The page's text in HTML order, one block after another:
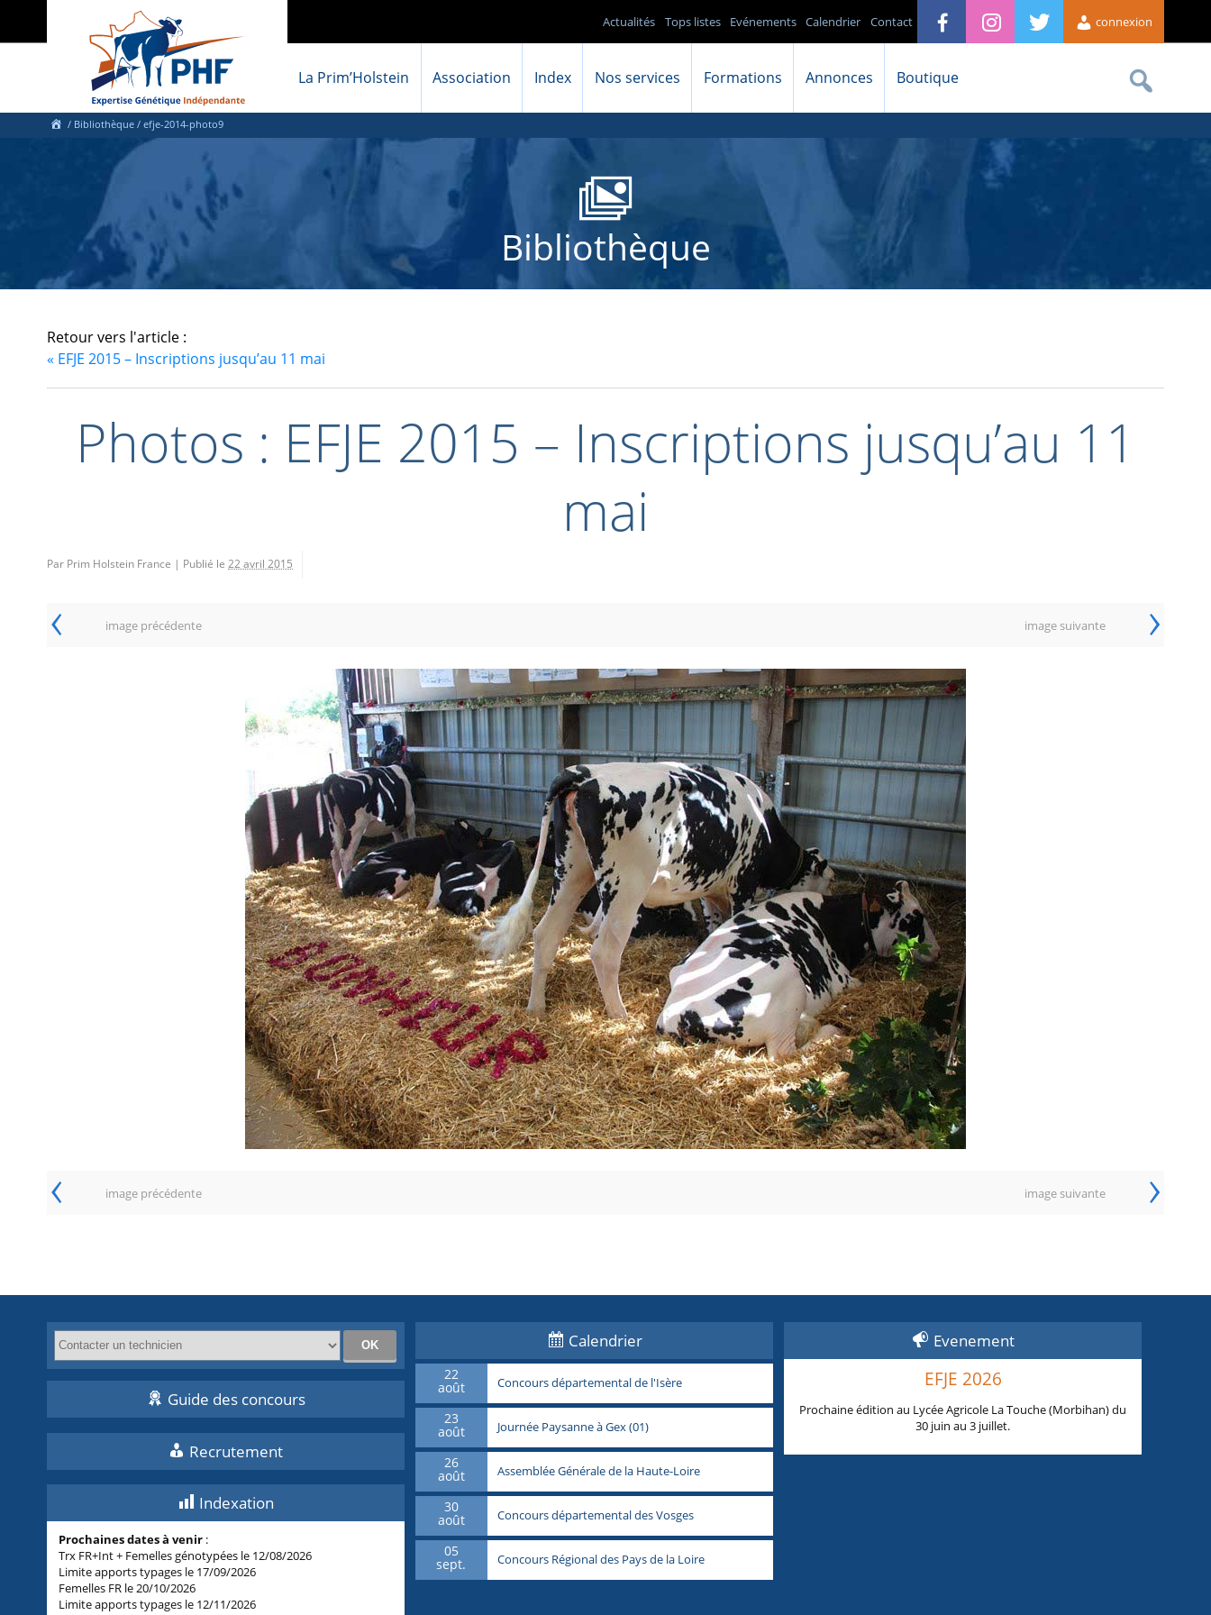
connexion
Contact
Calendrier
Evénements
Tops listes
Actualités
La Prim’Holstein Association Index Nos services Formations Annonces Boutique
/ Bibliothèque / efje-2014-photo9
Bibliothèque
Retour vers l'article :
« EFJE 2015 – Inscriptions jusqu’au 11 mai
Photos : EFJE 2015 – Inscriptions jusqu’au 11
mai
Par Prim Holstein France | Publié le 22 avril 2015
‹ image précédente image suivante ›
‹ image précédente image suivante ›
Guide des concours
Recrutement
Indexation
Prochaines dates à venir :
Trx FR+Int + Femelles génotypées le 12/08/2026
Limite apports typages le 17/09/2026
Femelles FR le 20/10/2026
Limite apports typages le 12/11/2026
Calendrier
22
août Concours départemental de l'Isère
23
août Journée Paysanne à Gex (01)
26
août Assemblée Générale de la Haute-Loire
30
août Concours départemental des Vosges
05
sept. Concours Régional des Pays de la Loire
Evenement
EFJE 2026
Prochaine édition au Lycée Agricole La Touche (Morbihan) du
30 juin au 3 juillet.